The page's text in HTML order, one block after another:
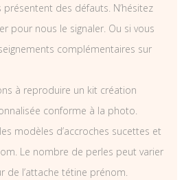
des défauts. N’hésitez
pour nous le signaler. Ou si vous
complémentaires sur
à reproduire un kit création
conforme à la photo.
modèles d’accroches sucettes et
Le nombre de perles peut varier
de l’attache tétine prénom.